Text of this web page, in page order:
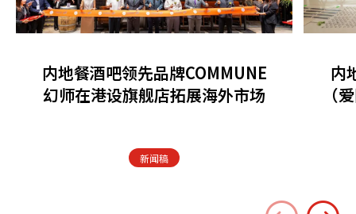
内地餐酒吧领先品牌COMMUNE
幻师在港设旗舰店拓展海外市场
新闻稿
内
（